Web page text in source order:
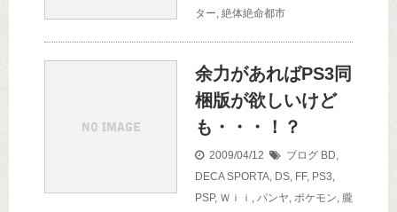
ター, 絶体絶命都市
余力があればPS3同
梱版が欲しいけど
も・・・！？
2009/04/12 ブログ BD,
DECA SPORTA, DS, FF, PS3,
PSP, Ｗｉｉ , パンヤ, ポケモン, 朧